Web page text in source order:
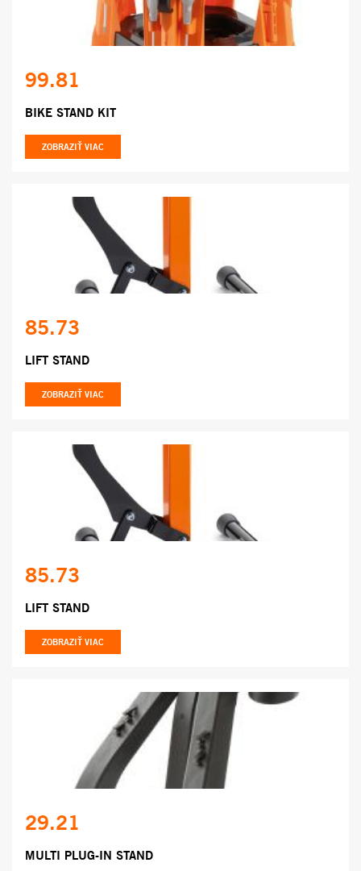
99.81
BIKE STAND KIT
ZOBRAZIŤ VIAC
85.73
LIFT STAND
ZOBRAZIŤ VIAC
85.73
LIFT STAND
ZOBRAZIŤ VIAC
29.21
MULTI PLUG-IN STAND